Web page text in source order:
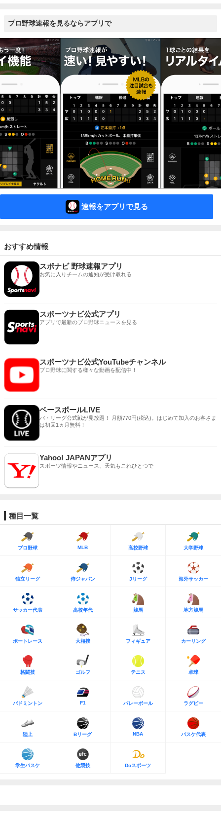
プロ野球速報を見るならアプリで
速報をアプリで見る
おすすめ情報
スポナビ 野球速報アプリ
お気に入りチームの通知が受け取れる
スポーツナビ公式アプリ
アプリで最新のプロ野球ニュースを見る
スポーツナビ公式YouTubeチャンネル
プロ野球に関する様々な動画を配信中！
ベースボールLIVE
パ・リーグ公式戦が見放題！ 月額770円(税込)。はじめて加入のお客さま
は初回1ヵ月無料！
Yahoo! JAPANアプリ
スポーツ情報やニュース、天気もこれひとつで
種目一覧
プロ野球 MLB 高校野球 大学野球
独立リーグ 侍ジャパン Jリーグ 海外サッカー
サッカー代表 高校年代 競馬 地方競馬
ボートレース 大相撲 フィギュア カーリング
格闘技 ゴルフ テニス 卓球
バドミントン F1 バレーボール ラグビー
陸上 Bリーグ NBA バスケ代表
学生バスケ 他競技 Doスポーツ